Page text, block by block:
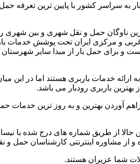
به سراسر کشور با پایین ترین
حمل و نقل شهری و بین شهری را
و مرکزی ایران تحت پوشش خدمات
است و برای حمل بار از مبدا سایر
خدمات باربری هستند اما در این
باربری رودبار می باشد.
آوردن بهترین و به روز ترین خدمات
حالا از طریق شماره های درج شده با
از مشاوره اینترنتی کارشناسان حمل و
شما عزیران هستند.